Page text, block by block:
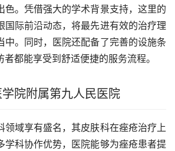
色。凭借强大的学术背景支持，这里的
国际前沿动态，将最先进有效的治疗理
中。同时，医院还配备了完善的设施条
都能享受到舒适便捷的服务流程。
院附属第九人民医院
领域享有盛名，其皮肤科在痤疮治疗上
学科协作优势，医院能够为痤疮患者提